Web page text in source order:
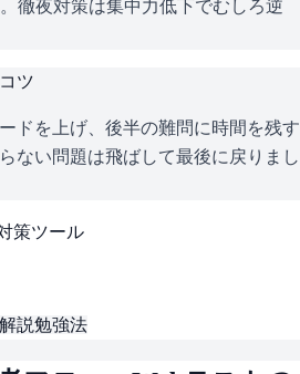
徹夜対策は集中力低下でむしろ逆
ツ
ドを上げ、後半の難問に時間を残す
ない問題は飛ばして最後に戻りまし
策ツール
説勉強法